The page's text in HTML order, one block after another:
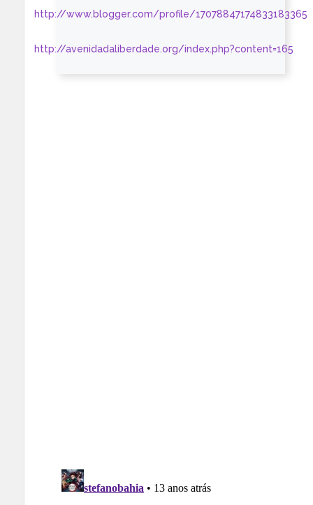
http://www.blogger.com/profile/17078847174833183365
http://avenidadaliberdade.org/index.php?content=165